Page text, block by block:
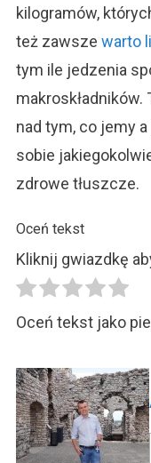
kilogramów,
też zawsze warto
tym ile jedzenia
makroskładników.
nad tym, co jemy
sobie
zdrowe tłuszcze.
Oceń tekst
Kliknij gwiazdkę
Oceń tekst jako